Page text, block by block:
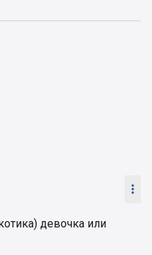

девочка или